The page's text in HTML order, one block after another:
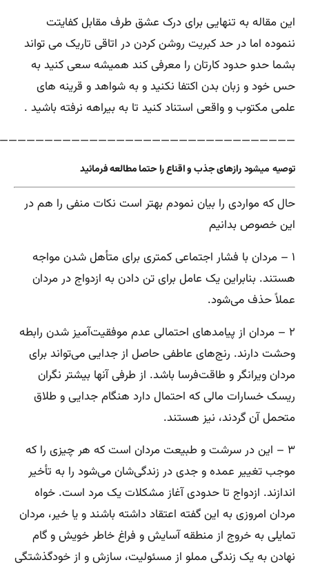
این مقاله به تنهایی برای درک عشق طرف مقابل کفایتت
ننموده اما در حد کبریت روشن کردن در اتاقی تاریک می تواند
بشما حدو حدود کارتان را معرفی کند همیشه سعی کنید به
حس خود و زبان بدن اکتفا نکنید و به شواهد و قرینه های
علمی مکتوب و واقعی استناد کنید تا به بیراهه نرفته باشید .
توصیه میشودرازهای جذب و اقناع را حتما مطالعه فرمائید
حال که مواردی را بیان نمودم بهتر است نکات منفی را هم در
این خصوص بدانیم
۱ – مردان با فشار اجتماعی کمتری برای متأهل شدن مواجه
هستند. بنابراین یک عامل برای تن دادن به ازدواج در مردان
عملاً حذف می‌شود.
۲ – مردان از پیامدهای احتمالی عدم موفقیت‌آمیز شدن رابطه
وحشت دارند. رنج‌های عاطفی حاصل از جدایی می‌تواند برای
مردان ویرانگر و طاقت‌فرسا باشد. از طرفی آنها بیشتر نگران
ریسک خسارات مالی که احتمال دارد هنگام جدایی و طلاق
متحمل آن گردند، نیز هستند.
۳ – این در سرشت و طبیعت مردان است که هر چیزی را که
موجب تغییر عمده و جدی در زندگی‌شان می‌شود را به تأخیر
اندازند. ازدواج تا حدودی آغاز مشکلات یک مرد است. خواه
مردان امروزی به این گفته اعتقاد داشته باشند و یا خیر، مردان
تمایلی به خروج از منطقه آسایش و فراغ خاطر خویش و گام
نهادن به یک زندگی مملو از مسئولیت، سازش و از خودگذشتگی